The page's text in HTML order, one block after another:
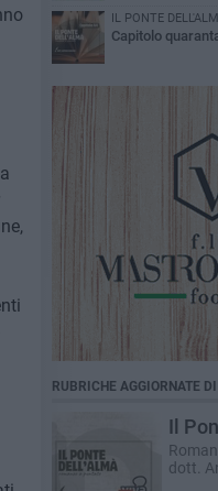
IL PONTE
Capitolo
RUBRICHE AGGIORNATE
Il
dott.